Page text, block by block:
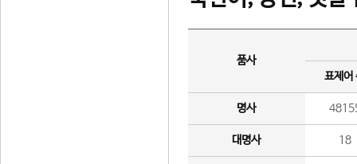
품사
표제어
명사
대명사 18